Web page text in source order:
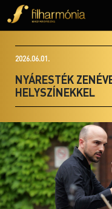
2026.06.01.
NYÁRESTÉK
HELYSZÍNEKKEL